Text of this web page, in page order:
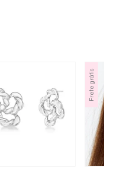
Frete grátis